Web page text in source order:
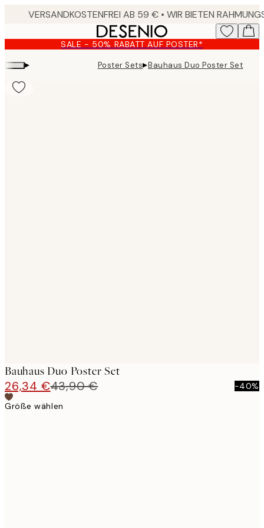
content.
SALE - 50% RABATT AUF POSTER*
▸ Poster Sets▸Bauhaus Duo Poster Set
Bauhaus Duo Poster Set
26,34 €43,90 €
-40%
Größe wählen